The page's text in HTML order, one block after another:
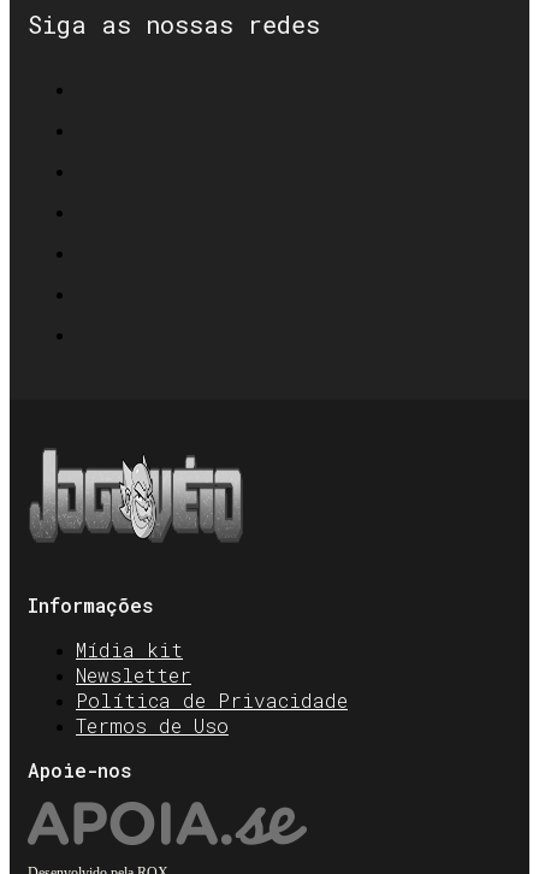
Siga as nossas redes
Informações
Mídia kit
Newsletter
Política de Privacidade
Termos de Uso
Apoie-nos